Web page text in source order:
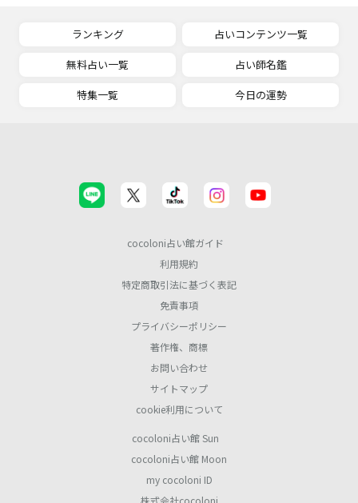
ランキング
占いコンテンツ一覧
無料占い一覧
占い師名鑑
特集一覧
今日の運勢
cocoloni占い館ガイド
利用規約
特定商取引法に基づく表記
免責事項
プライバシーポリシー
著作権、商標
お問い合わせ
サイトマップ
cookie利用について
cocoloni占い館 Sun
cocoloni占い館 Moon
my cocoloni ID